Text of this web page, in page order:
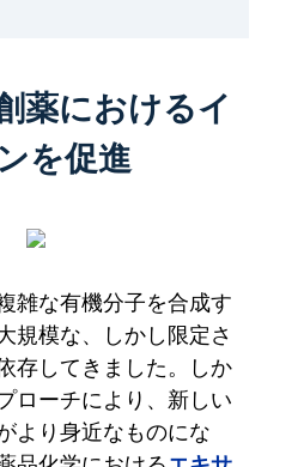
薬におけるイ
を促進
雑な有機分子を合成す
規模な、しかし限定さ
存してきました。しか
ローチにより、新しい
より身近なものにな